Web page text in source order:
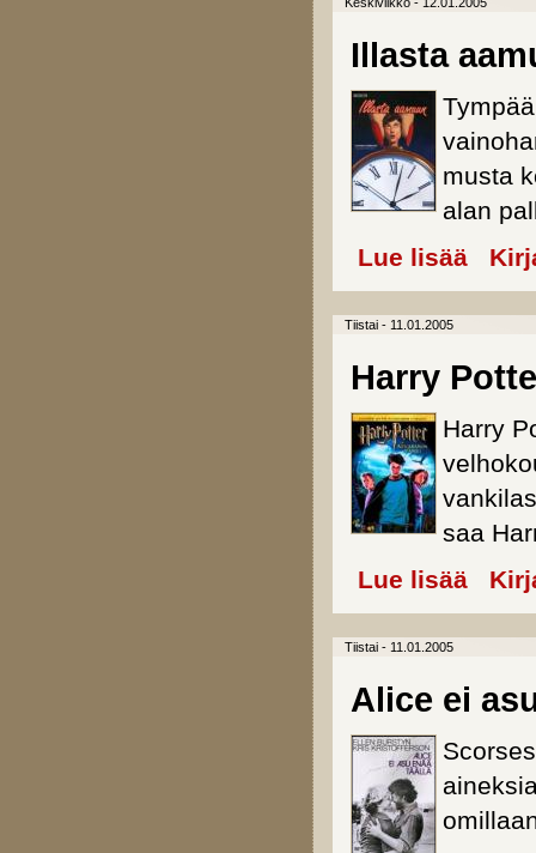
Illasta
musta
alan
Lue lisää about
Tiistai - 11.01.2005
Harry
Harry
saa
Lue lisää about
Tiistai - 11.01.2005
Alice ei